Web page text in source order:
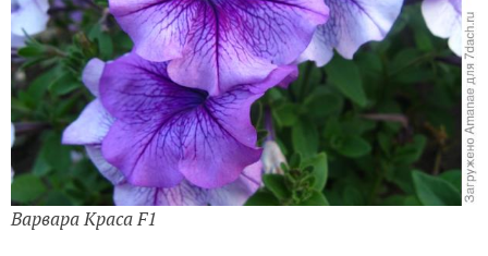
Варвара Краса F1